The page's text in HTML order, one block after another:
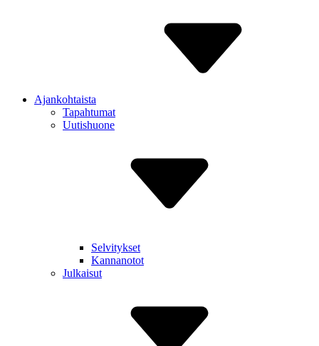
Ajankohtaista
Tapahtumat
Uutishuone
Selvitykset
Kannanotot
Julkaisut